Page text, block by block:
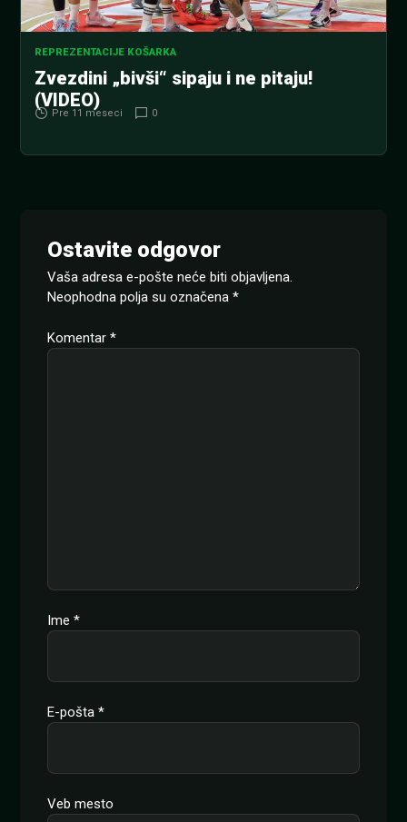
REPREZENTACIJE KOŠARKA
Zvezdini „bivši“ sipaju i ne pitaju!
(VIDEO)
Pre 11 meseci 0
Ostavite odgovor
Vaša adresa e-pošte neće biti objavljena.
Neophodna polja su označena *
Komentar *
Ime *
E-pošta *
Veb mesto